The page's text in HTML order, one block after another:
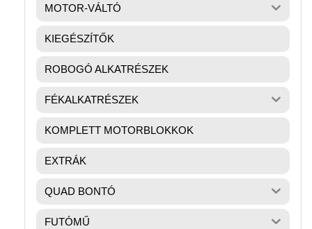
MOTOR-VÁLTÓ
KIEGÉSZÍTŐK
ROBOGÓ ALKATRÉSZEK
FÉKALKATRÉSZEK
KOMPLETT MOTORBLOKKOK
EXTRÁK
QUAD BONTÓ
FUTÓMŰ